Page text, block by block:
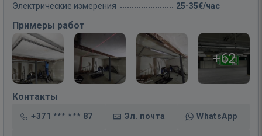
Электрические измерения 25-35€/час
Примеры работ
+62
Контакты
+371 *** *** 87 Эл. почта WhatsApp